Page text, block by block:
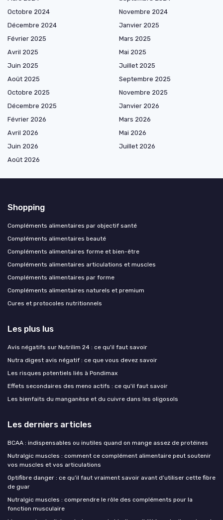
Octobre 2024
Novembre 2024
Décembre 2024
Janvier 2025
Février 2025
Mars 2025
Avril 2025
Mai 2025
Juin 2025
Juillet 2025
Août 2025
Septembre 2025
Octobre 2025
Novembre 2025
Décembre 2025
Janvier 2026
Février 2026
Mars 2026
Avril 2026
Mai 2026
Juin 2026
Juillet 2026
Août 2026
Shopping
Compléments alimentaires par objectif santé
Compléments alimentaires beauté
Compléments alimentaires forme et bien-être
Compléments alimentaires articulations et muscles
Compléments alimentaires par forme
Compléments alimentaires naturels et premium
Cures et protocoles nutritionnels
Les plus lus
Avis négatifs sur Nutrilim 24 : ce qu'il faut savoir
Nutra digest avis négatif : ce que vous devez savoir
Les risques potentiels liés à Pondimax
Effets secondaires des meno actifs : ce qu'il faut savoir
Les bienfaits du manganèse et du cuivre dans les oligosols
Les derniers articles
BCAA : indispensables ou inutiles quand on mange assez de protéines
Nutralgic muscles : comment ce complément alimentaire peut soutenir
vos muscles et vos articulations
Optifibre danger : ce qu’il faut vraiment savoir avant d’utiliser cette fibre
de guar
Nutralgic muscles : comprendre le rôle des compléments pour la
fonction musculaire